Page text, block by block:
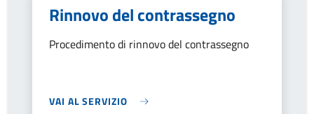
Rinnovo del contrassegno
Procedimento di rinnovo del contrassegno
VAI AL SERVIZIO